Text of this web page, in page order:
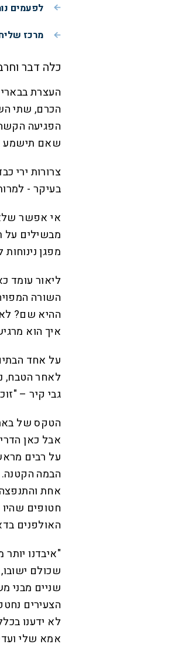
לפעמים
מרכז
כלה דבר
העצרת
הכרם, שתי
הפגיעה
שאם תישמע
צרורות ירי
בעיקר -
אי אפשר
מבשילים על
מפגן
ליאור עומד
השורה
ההיא שם?
איך הוא
על אחד
לאחר הטבח,
גבי קיר –
הטקס של
אבל כאן
על רבים
הבמה הקטנה.
אחת
חטופים
האולפנים
"איבדנו
שכולם
שניים מבני
הצעירים
לא ידענו
אמא שלי